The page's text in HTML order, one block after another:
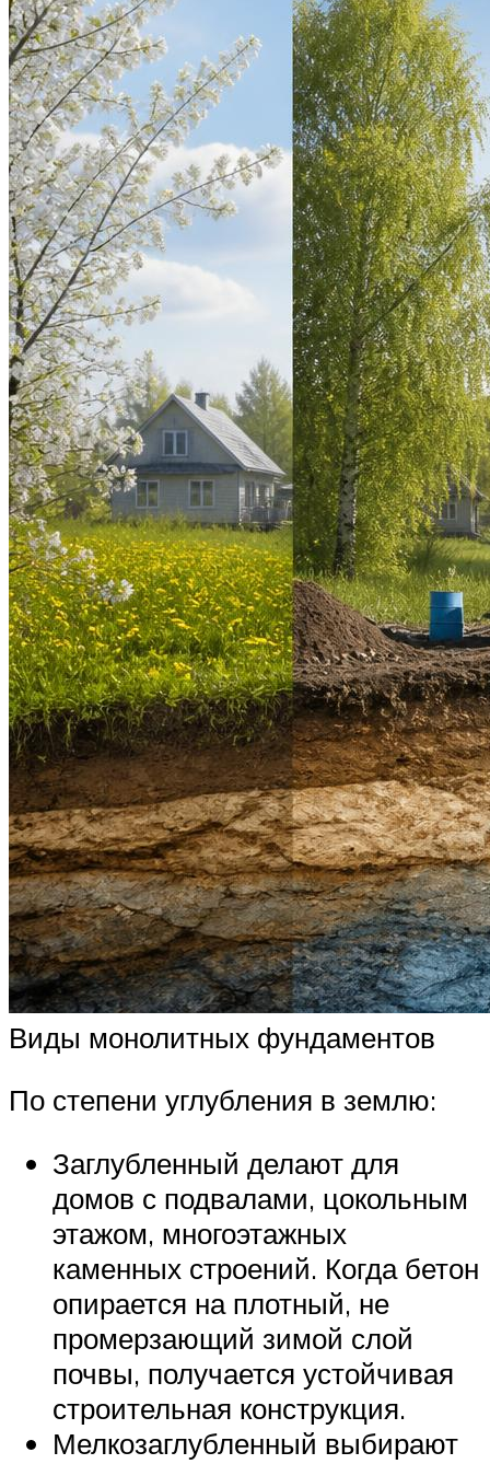
Виды монолитных фундаментов
По степени углубления в землю:
Заглубленный делают для
домов с подвалами, цокольным
этажом, многоэтажных
каменных строений. Когда бетон
опирается на плотный, не
промерзающий зимой слой
почвы, получается устойчивая
строительная конструкция.
Мелкозаглубленный выбирают